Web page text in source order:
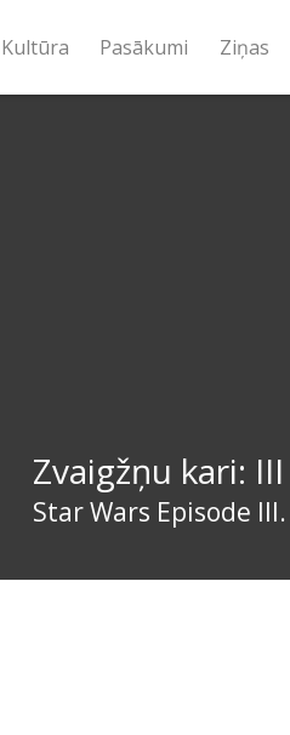
Kultūra Pasākumi Ziņas
Zvaigžņu kari:
Star Wars Episode